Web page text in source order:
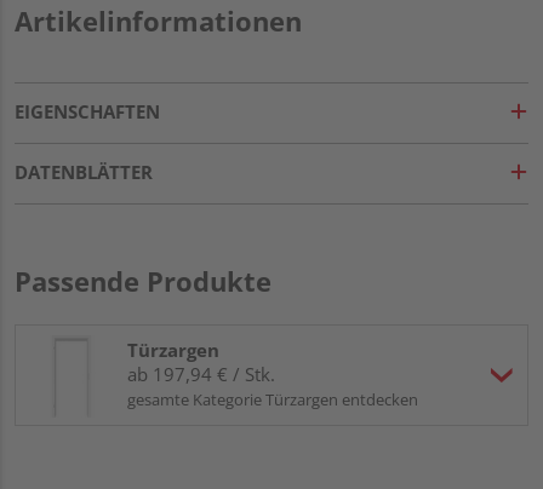
Artikelinformationen
EIGENSCHAFTEN
DATENBLÄTTER
Passende Produkte
Türzargen
ab 197,94 € / Stk.
gesamte Kategorie Türzargen entdecken